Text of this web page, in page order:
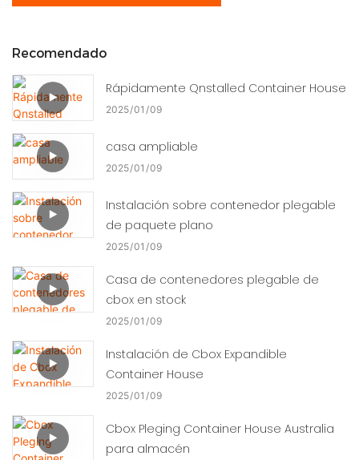
Recomendado
Rápidamente Qnstalled Container House
2025 01 09
casa ampliable
2025 01 09
Instalación sobre contenedor plegable
de paquete plano
2025 01 09
Casa de contenedores plegable de
cbox en stock
2025 01 09
Instalación de Cbox Expandible
Container House
2025 01 09
Cbox Pleging Container House Australia
para almacén